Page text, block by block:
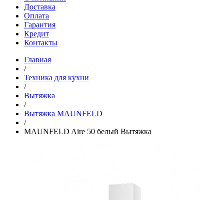
Доставка
Оплата
Гарантия
Кредит
Контакты
Главная
/
Техника для кухни
/
Вытяжка
/
Вытяжка MAUNFELD
/
MAUNFELD Aire 50 белый Вытяжка